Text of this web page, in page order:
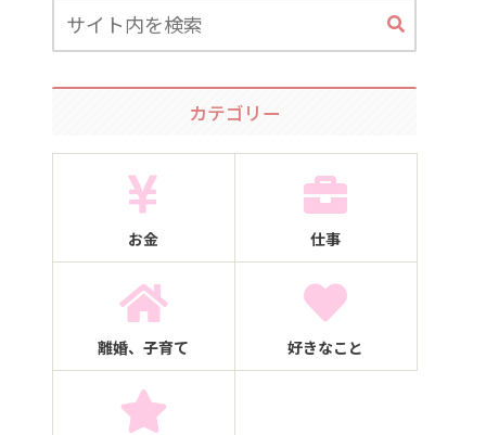
カテゴリー
お金 仕事
離婚、子育て 好きなこと